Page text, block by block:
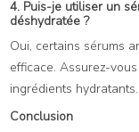
4. Puis-je utiliser un
déshydratée ?
Oui, certains sérums
efficace. Assurez-
ingrédients hydratants.
Conclusion